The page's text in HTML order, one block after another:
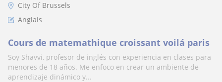
City Of Brussels
Anglais
Cours de matemathique croissant voilá paris
Soy Shavvi, profesor de inglés con experiencia en clases para
menores de 18 años. Me enfoco en crear un ambiente de
aprendizaje dinámico y...